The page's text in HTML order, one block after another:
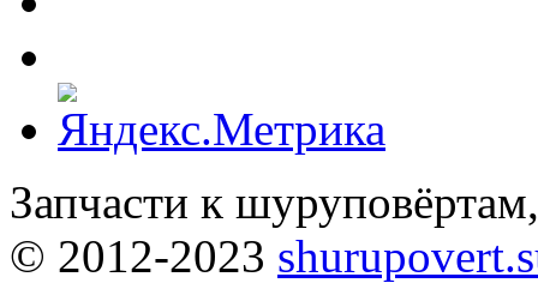
Запчасти к
© 2012-2023